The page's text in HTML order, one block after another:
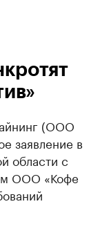
(ООО
заявление в
области с
ООО «Кофе